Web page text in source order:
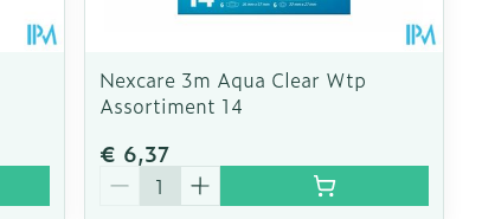
Nexcare 3m Aqua Clear Wtp
Assortiment 14
€ 6,37
Aantal